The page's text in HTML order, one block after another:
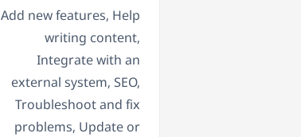
Add new features, Help
writing content,
Integrate with an
external system, SEO,
Troubleshoot and fix
problems, Update or